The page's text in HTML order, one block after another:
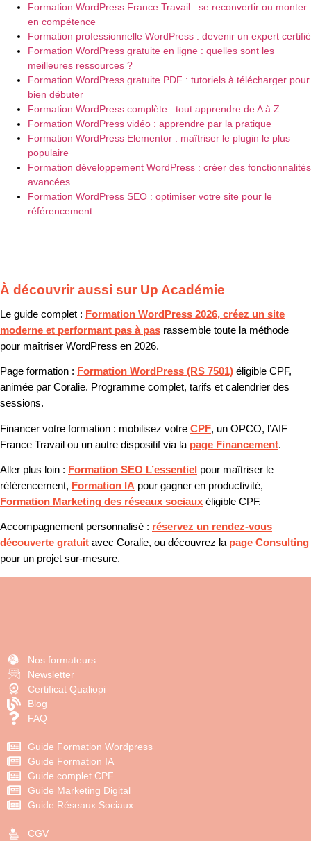
Formation WordPress France Travail : se reconvertir ou monter
en compétence
Formation professionnelle WordPress : devenir un expert certifié
Formation WordPress gratuite en ligne : quelles sont les
meilleures ressources ?
Formation WordPress gratuite PDF : tutoriels à télécharger pour
bien débuter
Formation WordPress complète : tout apprendre de A à Z
Formation WordPress vidéo : apprendre par la pratique
Formation WordPress Elementor : maîtriser le plugin le plus
populaire
Formation développement WordPress : créer des fonctionnalités
avancées
Formation WordPress SEO : optimiser votre site pour le
référencement
À découvrir aussi sur Up Académie
Le guide complet : Formation WordPress 2026, créez un site
moderne et performant pas à pas rassemble toute la méthode
pour maîtriser WordPress en 2026.
Page formation : Formation WordPress (RS 7501) éligible CPF,
animée par Coralie. Programme complet, tarifs et calendrier des
sessions.
Financer votre formation : mobilisez votre CPF, un OPCO, l’AIF
France Travail ou un autre dispositif via la page Financement.
Aller plus loin : Formation SEO L’essentiel pour maîtriser le
référencement, Formation IA pour gagner en productivité,
Formation Marketing des réseaux sociaux éligible CPF.
Accompagnement personnalisé : réservez un rendez-vous
découverte gratuit avec Coralie, ou découvrez la page Consulting
pour un projet sur-mesure.
Nos formateurs
Newsletter
Certificat Qualiopi
Blog
FAQ
Guide Formation Wordpress
Guide Formation IA
Guide complet CPF
Guide Marketing Digital
Guide Réseaux Sociaux
CGV